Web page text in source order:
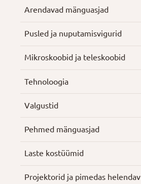
Arendavad mänguasjad
Pusled ja nuputamisvigurid
Mikroskoobid ja teleskoobid
Tehnoloogia
Valgustid
Pehmed mänguasjad
Laste kostüümid
Projektorid ja pimedas helendav